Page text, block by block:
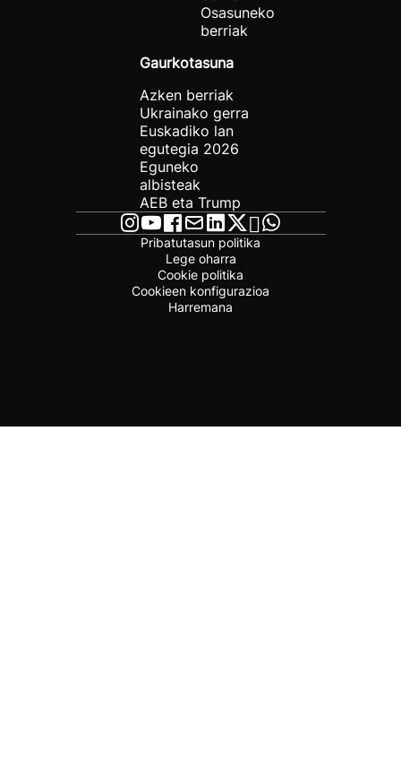
Osasuneko
berriak
Gaurkotasuna
Azken berriak
Ukrainako gerra
Euskadiko lan
egutegia 2026
Eguneko
albisteak
AEB eta Trump
Pribatutasun politika
Lege oharra
Cookie politika
Cookieen konfigurazioa
Harremana